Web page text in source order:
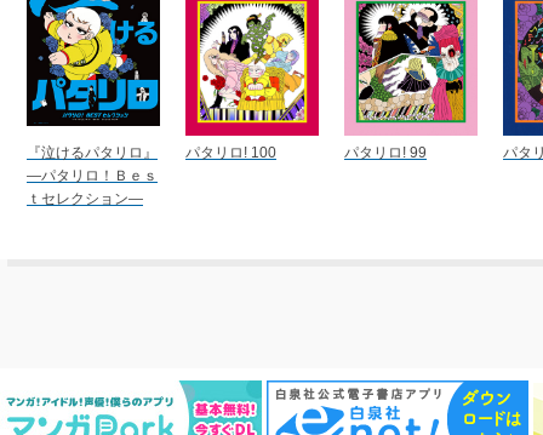
『泣けるパタリロ』
―パタリロ！Ｂｅｓ
ｔセレクション―
パタリロ! 100 パタリロ! 99 パタ